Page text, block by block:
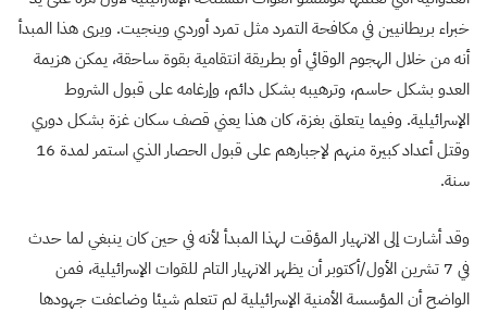
خبراء بريطانيين في مكافحة التمرد مثل تمرد أوردي وينجيت. ويرى هذا المبدأ
أنه من خلال الهجوم الوقائي أو بطريقة انتقامية بقوة ساحقة، يمكن هزيمة
العدو بشكل حاسم، وترهيبه بشكل دائم، وإرغامه على قبول الشروط
الإسرائيلية. وفيما يتعلق بغزة، كان هذا يعني قصف سكان غزة بشكل دوري
وقتل أعداد كبيرة منهم لإجبارهم على قبول الحصار الذي استمر لمدة 16
سنة.
وقد أشارت إلى الانهيار المؤقت لهذا المبدأ لأنه في حين كان ينبغي لما حدث
في 7 تشرين الأول/أكتوبر أن يظهر الانهيار التام للقوات الإسرائيلية، فمن
الواضح أن المؤسسة الأمنية الإسرائيلية لم تتعلم شيئا وضاعفت جهودها